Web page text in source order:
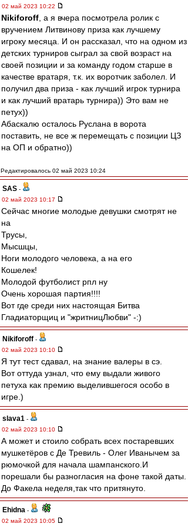
02 май 2023 10:22
Nikiforoff , а я вчера посмотрела ролик с
вручением Литвинову приза как лучшему
игроку месяца. И он рассказал, что на одном из
детских турниров сыграл за свой возраст на
своей позиции и за команду годом старше в
качестве вратаря, т.к. их воротчик заболел. И
получил два приза - как лучший игрок турнира
и как лучший вратарь турнира)) Это вам не
петух))
Абаскалю осталось Руслана в ворота
поставить, не все ж перемещать с позиции ЦЗ
на ОП и обратно))
Редактировалось 02 май 2023 10:24
SAS -
02 май 2023 10:17
Сейчас многие молодые девушки смотрят не
на
Трусы,
Мысшцы,
Ноги молодого человека, а на его
Кошелек!
Молодой футболист рпл ну
Очень хорошая партия!!!!
Вот где среди них настоящая Битва
Гладиаторщиц и "жритницЛюбви" -:)
Nikiforoff -
02 май 2023 10:10
Я тут тест сдавал, на знание валеры в сэ.
Вот оттуда узнал, что ему выдали живого
петуха как премию выделившегося особо в
игре.)
slava1 -
02 май 2023 10:10
А может и стоило собрать всех постаревших
мушкетёров с Де Тревиль - Олег Иванычем за
рюмочкой для начала шампанского.И
порешали бы разногласия на фоне такой даты.
До Факела неделя,так что притянуто.
Ehidna -
02 май 2023 10:05